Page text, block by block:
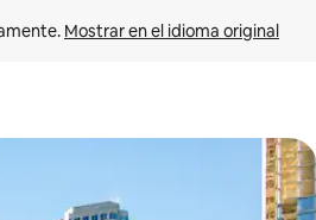
Mostrar en el idioma original